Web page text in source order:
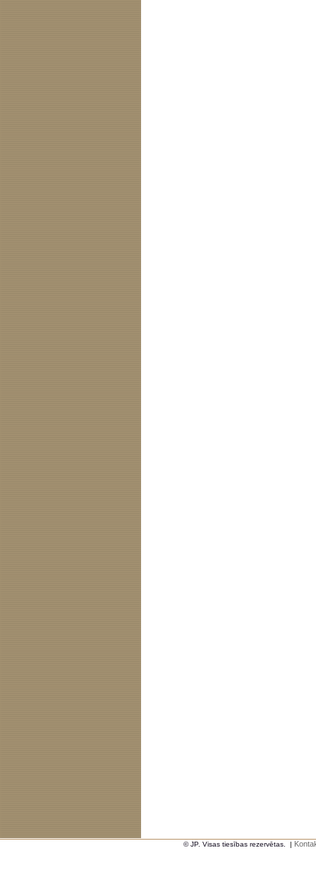
© JP. Visas tiesības rezervētas. |